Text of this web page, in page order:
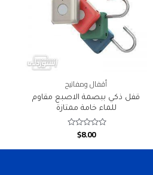
أقفال ومفاتيح
قفل ذكي ببصمة الاصبع مقاوم
للماء خامة ممتازة
Rated
$8.00